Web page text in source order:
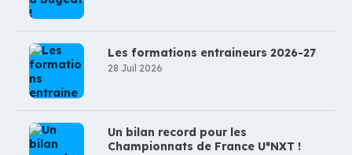
Les formations entraineurs 2026-27
28 Juil 2026
Un bilan record pour les
Championnats de France U*NXT !